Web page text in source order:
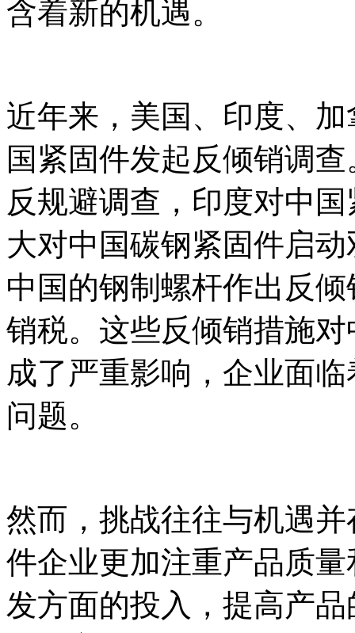
含着新的机遇。
近年来，美国、印度、
国紧固件发起反倾销调
反规避调查，印度对中
大对中国碳钢紧固件启
中国的钢制螺杆作出反
销税。这些反倾销措施
成了严重影响，企业面
问题。
然而，挑战往往与机遇
件企业更加注重产品质
发方面的投入，提高产